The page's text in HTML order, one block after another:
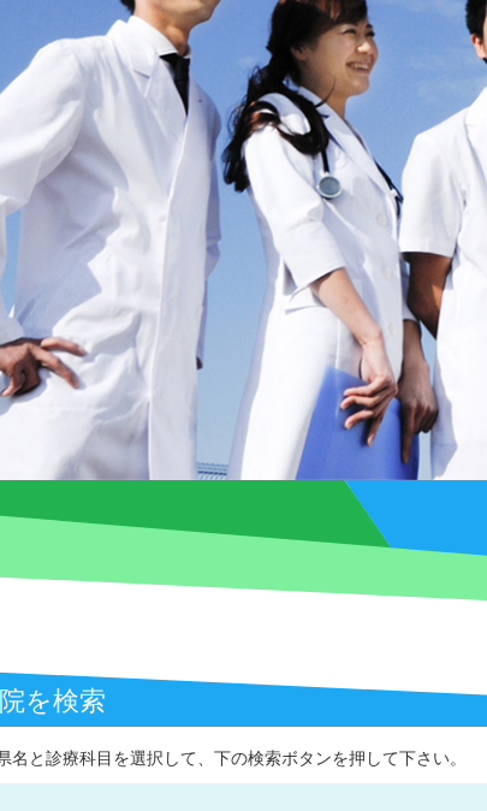
を検索
名と診療科目を選択して、下の検索ボタンを押して下さい。